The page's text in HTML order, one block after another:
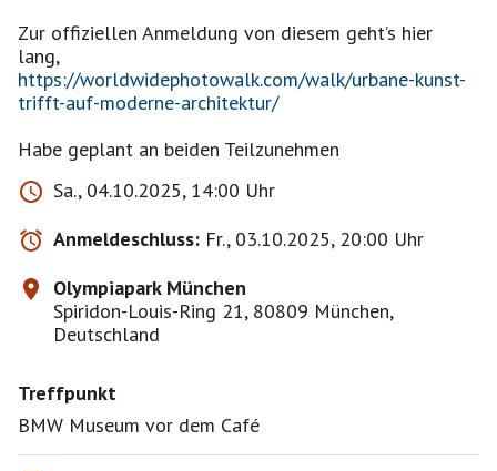
Zur offiziellen Anmeldung von diesem geht’s hier
https://worldwidephotowalk.com/walk/urbane-kunst-
trifft-auf-moderne-architektur/
Habe geplant an beiden Teilzunehmen
Sa., 04.10.2025, 14:00 Uhr
Anmeldeschluss: Fr., 03.10.2025, 20:00 Uhr
Olympiapark München
Spiridon-Louis-Ring 21, 80809 München,
Deutschland
Treffpunkt
BMW Museum vor dem Café